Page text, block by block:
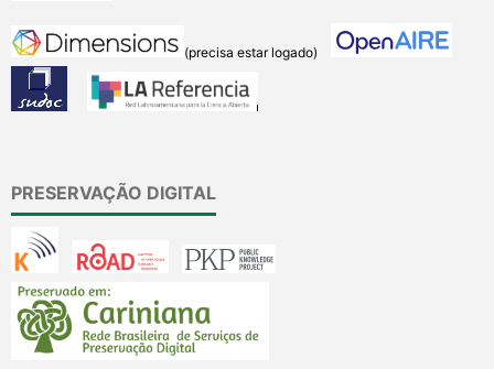
(precisa estar logado)
PRESERVAÇÃO DIGITAL